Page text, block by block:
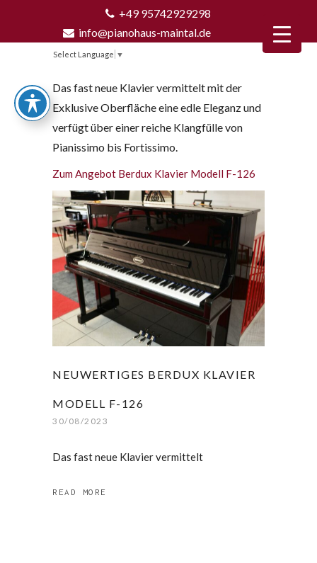
+49 95742929298
info@pianohaus-maintal.de
Select Language ▼
Das fast neue Klavier vermittelt mit der
Exklusive Oberfläche eine edle Eleganz und
verfügt über einer reiche Klangfülle von
Pianissimo bis Fortissimo.
Zum Angebot Berdux Klavier Modell F-126
NEUWERTIGES BERDUX KLAVIER
MODELL F-126
30/08/2023
Das fast neue Klavier vermittelt
READ MORE